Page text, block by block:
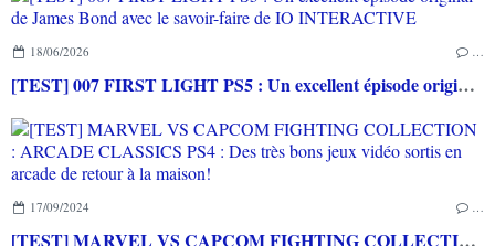
18/06/2026
[TEST] 007 FIRST LIGHT PS5 : Un excellent épisode original de James Bond avec le savoir-faire de IO INTERACTIVE
17/09/2024
[TEST] MARVEL VS CAPCOM FIGHTING COLLECTION : ARCADE CLASSICS PS4 : Des très bons jeux vidéo sortis en arcade de retour à la maison!